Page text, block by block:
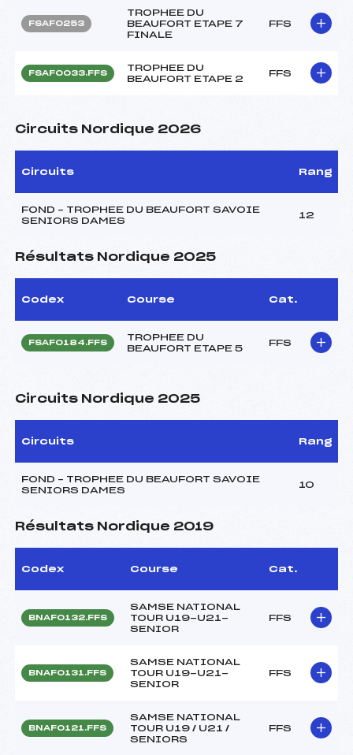
FSAF0253
TROPHEE DU
BEAUFORT ETAPE 7
FINALE
FFS
FSAF0033.FFS
TROPHEE DU
BEAUFORT ETAPE 2
FFS
Circuits Nordique 2026
Circuits Rang
FOND – TROPHEE DU BEAUFORT SAVOIE
SENIORS DAMES
12
Résultats Nordique 2025
Codex Course Cat.
FSAF0184.FFS
TROPHEE DU
BEAUFORT ETAPE 5
FFS
Circuits Nordique 2025
Circuits Rang
FOND – TROPHEE DU BEAUFORT SAVOIE
SENIORS DAMES
10
Résultats Nordique 2019
Codex Course Cat.
BNAF0132.FFS
SAMSE NATIONAL
TOUR U19-U21-
SENIOR
FFS
BNAF0131.FFS
SAMSE NATIONAL
TOUR U19-U21-
SENIOR
FFS
BNAF0121.FFS
SAMSE NATIONAL
TOUR U19 / U21 /
SENIORS
FFS